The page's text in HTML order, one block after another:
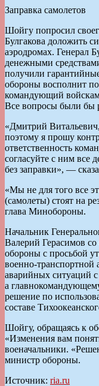
Заправка самолетов
Шойгу попросил
Булгакова доложить
аэродромах. Генерал
денежными
получили
обороны восполнит
командующий
Все вопросы были бы
«Дмитрий
поэтому я прошу
ответственность
согласуйте с ним все
без заправки», —
«Мы не для того все
(самолеты) стоят на
глава Минобороны.
Начальник
Валерий Герасимов
обороны с просьбой
военно-транспортной
аварийных ситуаций
а
решение по
составе
Шойгу, обращаясь к
«Изменения вам
военачальники.
министр обороны.
Источник: ria.ru